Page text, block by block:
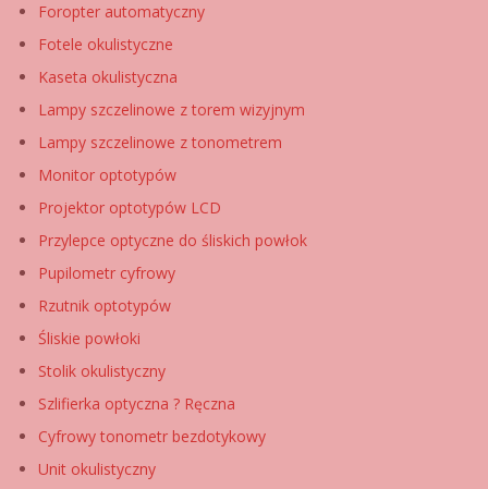
Foropter automatyczny
Fotele okulistyczne
Kaseta okulistyczna
Lampy szczelinowe z torem wizyjnym
Lampy szczelinowe z tonometrem
Monitor optotypów
Projektor optotypów LCD
Przylepce optyczne do śliskich powłok
Pupilometr cyfrowy
Rzutnik optotypów
Śliskie powłoki
Stolik okulistyczny
Szlifierka optyczna ? Ręczna
Cyfrowy tonometr bezdotykowy
Unit okulistyczny